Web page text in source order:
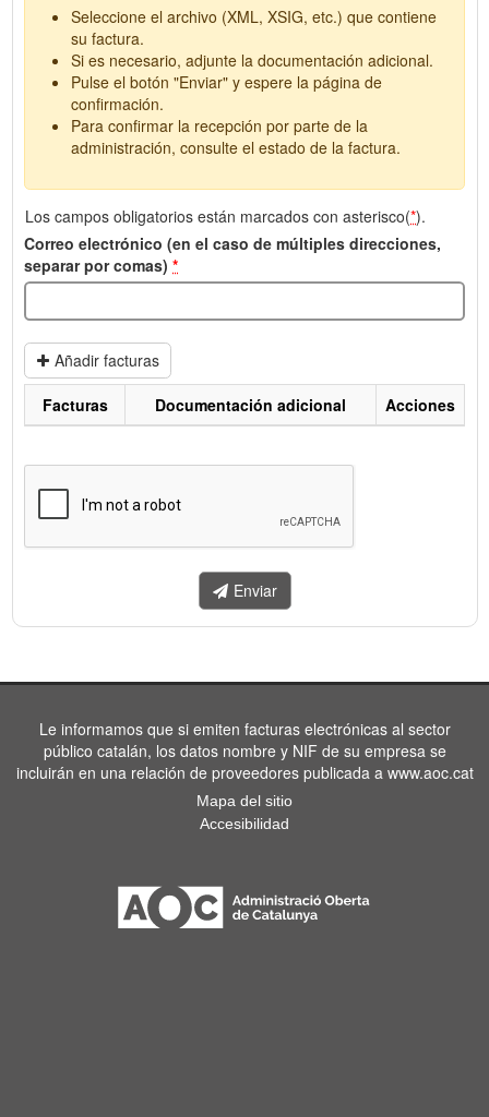
Seleccione el archivo (XML, XSIG, etc.) que contiene
su factura.
Si es necesario, adjunte la documentación adicional.
Pulse el botón "Enviar" y espere la página de
confirmación.
Para confirmar la recepción por parte de la
administración, consulte el estado de la factura.
Los campos obligatorios están marcados con asterisco(*).
Correo electrónico (en el caso de múltiples direcciones,
separar por comas) *
Añadir facturas
enviar.
Facturas Documentación adicional Acciones
Enviar
Le informamos que si emiten facturas electrónicas al sector
público catalán, los datos nombre y NIF de su empresa se
incluirán en una relación de proveedores publicada a www.aoc.cat
Mapa del sitio
Accesibilidad